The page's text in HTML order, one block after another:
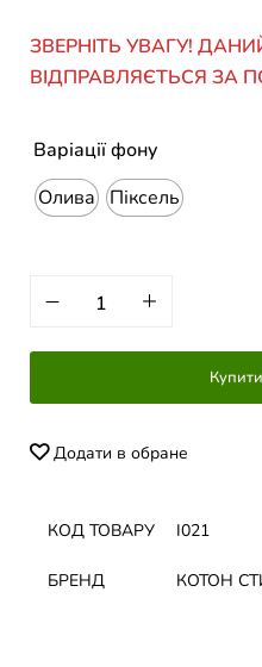
ЗВЕРНІТЬ УВАГУ!
ВІДПРАВЛЯЄТЬСЯ ЗА
Варіації фону
Олива
Піксель
Додати в обране
КОД ТОВАРУ І021
БРЕНД КОТОН